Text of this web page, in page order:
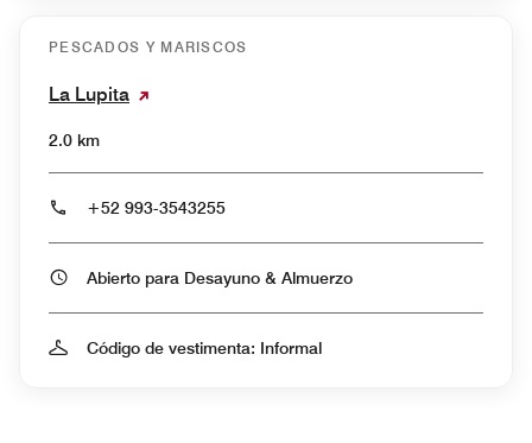
PESCADOS Y MARISCOS
La Lupita
2.0 km
+52 993-3543255
Abierto para Desayuno & Almuerzo
Código de vestimenta: Informal